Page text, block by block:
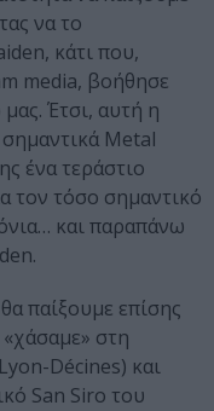
να το
κάτι που,
media, βοήθησε
Έτσι, αυτή η
Metal
ένα τεράστιο
τον τόσο σημαντικό
και παραπάνω
παίξουμε επίσης
στη
Décines) και
San Siro του